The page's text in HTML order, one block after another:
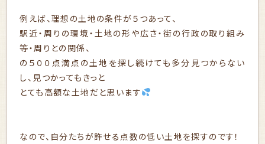
例えば、理想の土地の条件が５つあって、
駅近・周りの環境・土地の形や広さ・街の行政の取り組み
等・周りとの関係、
の５００点満点の土地を探し続けても多分見つからない
し、見つかってもきっと
とても高額な土地だと思います
なので、自分たちが許せる点数の低い土地を探すのです！